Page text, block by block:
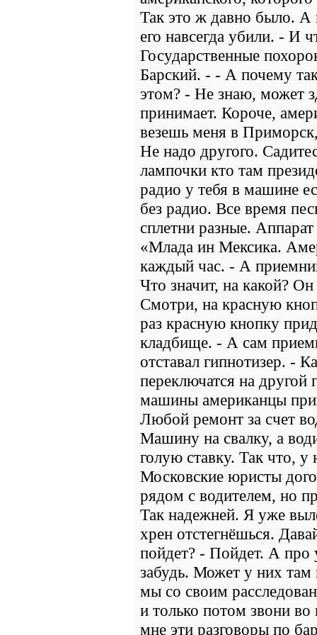
Так это ж давно было. А
его навсегда убили. - И
Государственные
Барский. - - А почему
этом? - Не знаю, может
принимает. Короче,
везешь меня в
Не надо другого.
лампочки кто там
радио у тебя в машине
без радио. Все время
сплетни разные. Аппарат
«Млада ин Мексика.
каждый час. - А
Что значит, на какой?
Смотри, на красную
раз красную кнопку
кладбище. - А сам
отставал гипнотизер. -
переключатся на
машины американцы
Любой ремонт за счет
Машину на свалку, а
голую ставку. Так что,
Московские юристы
рядом с водителем, но
Так надежней. Я уже
хрен отстегнёшься.
пойдет? - Пойдет. А
забудь. Может у них там
мы со своим
и только потом звони во
мне эти разговоры по